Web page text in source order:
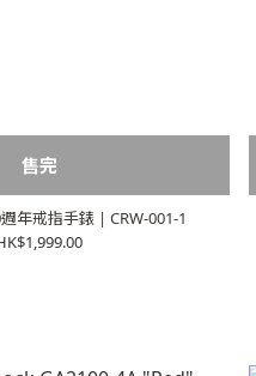
售完
年戒指手錶 | CRW-001-1